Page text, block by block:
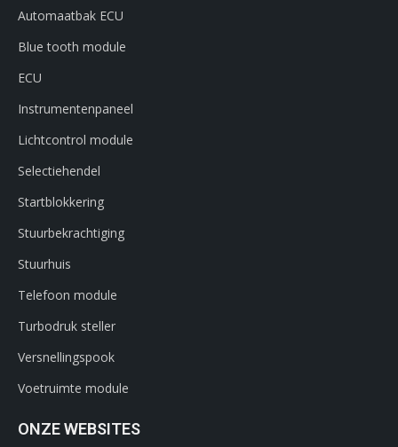
Automaatbak ECU
Blue tooth module
ECU
Instrumentenpaneel
Lichtcontrol module
Selectiehendel
Startblokkering
Stuurbekrachtiging
Stuurhuis
Telefoon module
Turbodruk steller
Versnellingspook
Voetruimte module
ONZE WEBSITES